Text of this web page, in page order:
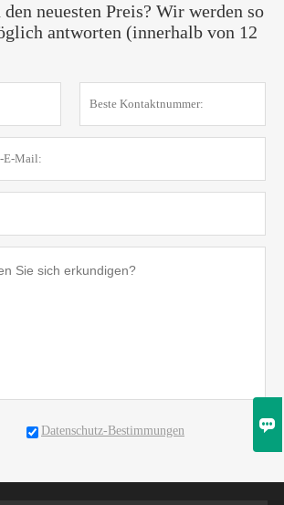
neuesten Preis? Wir werden so
antworten (innerhalb von 12
Datenschutz-Bestimmungen 